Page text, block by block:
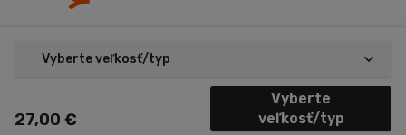
27,00 €
Vyberte veľkosť/typ
Vyberte
veľkosť/typ
Nastavenie cookies
Copyright © 2026 Trenujeme.sk